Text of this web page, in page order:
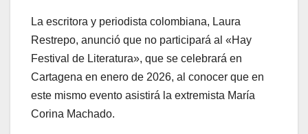
La escritora y periodista colombiana, Laura
Restrepo, anunció que no participará al «Hay
Festival de Literatura», que se celebrará en
Cartagena en enero de 2026, al conocer que en
este mismo evento asistirá la extremista María
Corina Machado.